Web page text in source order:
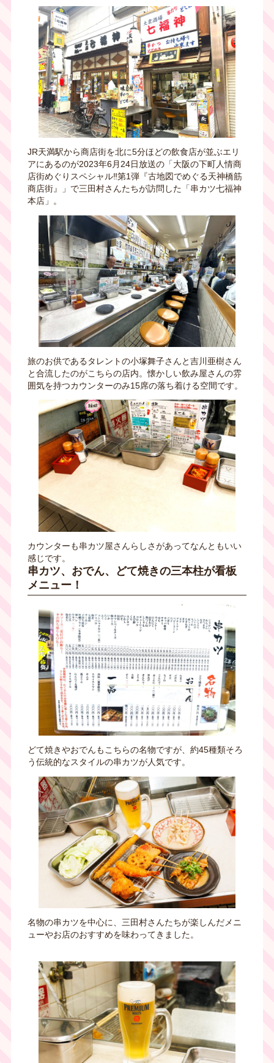
JR天満駅から商店街を北に5分ほどの飲食店が並ぶエリ
アにあるのが2023年6月 24日放送の「大阪の下町人情商
店街めぐりスペシャル‼第1弾『古地図でめぐる天神橋筋
商店街』」で三田村さんたちが訪問した「串カツ七福神
本店」。
旅のお供であるタレントの小塚舞子さんと吉川亜樹さん
と合流したのがこちらの店内。懐かしい飲み屋さんの雰
囲気を持つカウンターのみ15席の落ち着ける空間です。
カウンターも串カツ屋さんらしさがあってなんともいい
感じです。
串カツ、おでん、どて焼きの三本柱が看板
メニュー！
どて焼きやおでんもこちらの名物ですが、約45種類そろ
う伝統的なスタイルの串カツが人気です。
名物の串カツを中心に、三田村さんたちが楽しんだメニ
ューやお店のおすすめを味わってきました。